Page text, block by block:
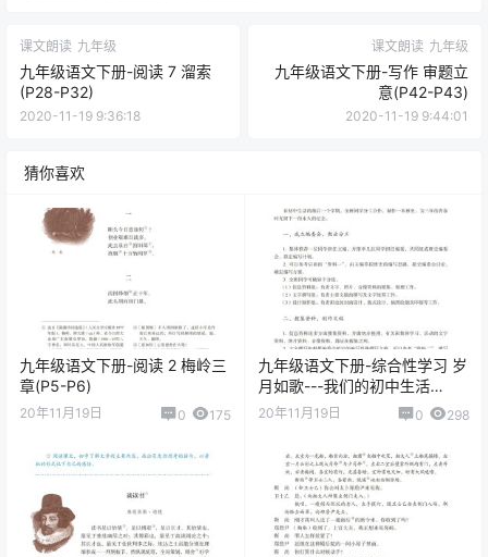
课文朗读 九年级
九年级语文下册-阅读 7 溜索
(P28-P32)
2020-11-19 9:36:18
课文朗读 九年级
九年级语文下册-写作 审题立
意(P42-P43)
2020-11-19 9:44:01
猜你喜欢
九年级语文下册-阅读 2 梅岭三
章(P5-P6)
20年11月19日 0 175
九年级语文下册-综合性学习 岁
月如歌---我们的初中生活
(P44-P46)
20年11月19日 0 298